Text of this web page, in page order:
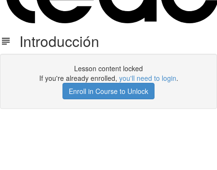
Introducción
Lesson content locked
If you're already enrolled, you'll need to login.
Enroll in Course to Unlock